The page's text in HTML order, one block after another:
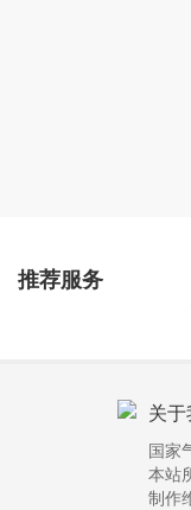
推荐服务
关
国家
本站
制作